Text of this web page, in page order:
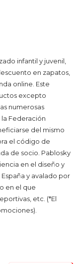
infantil y juvenil,
en zapatos,
online. Este
excepto
numerosas
Federación
del mismo
el código de
de socio. Pablosky
en el diseño y
y avalado por
en el que
etc. (*El